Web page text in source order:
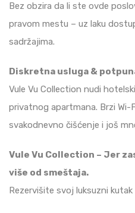
Bez obzira da li ste ovde
pravom mestu – uz laku
sadržajima.
Diskretna usluga &
Vule Vu Collection nudi
privatnog apartmana. Brzi Wi-
svakodnevno čišćenje i još
Vule Vu Collection – Jer
više od smeštaja.
Rezervišite svoj luksuzni